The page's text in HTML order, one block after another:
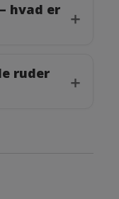
hvad er
ruder